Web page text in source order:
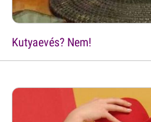
Kutyaevés? Nem!